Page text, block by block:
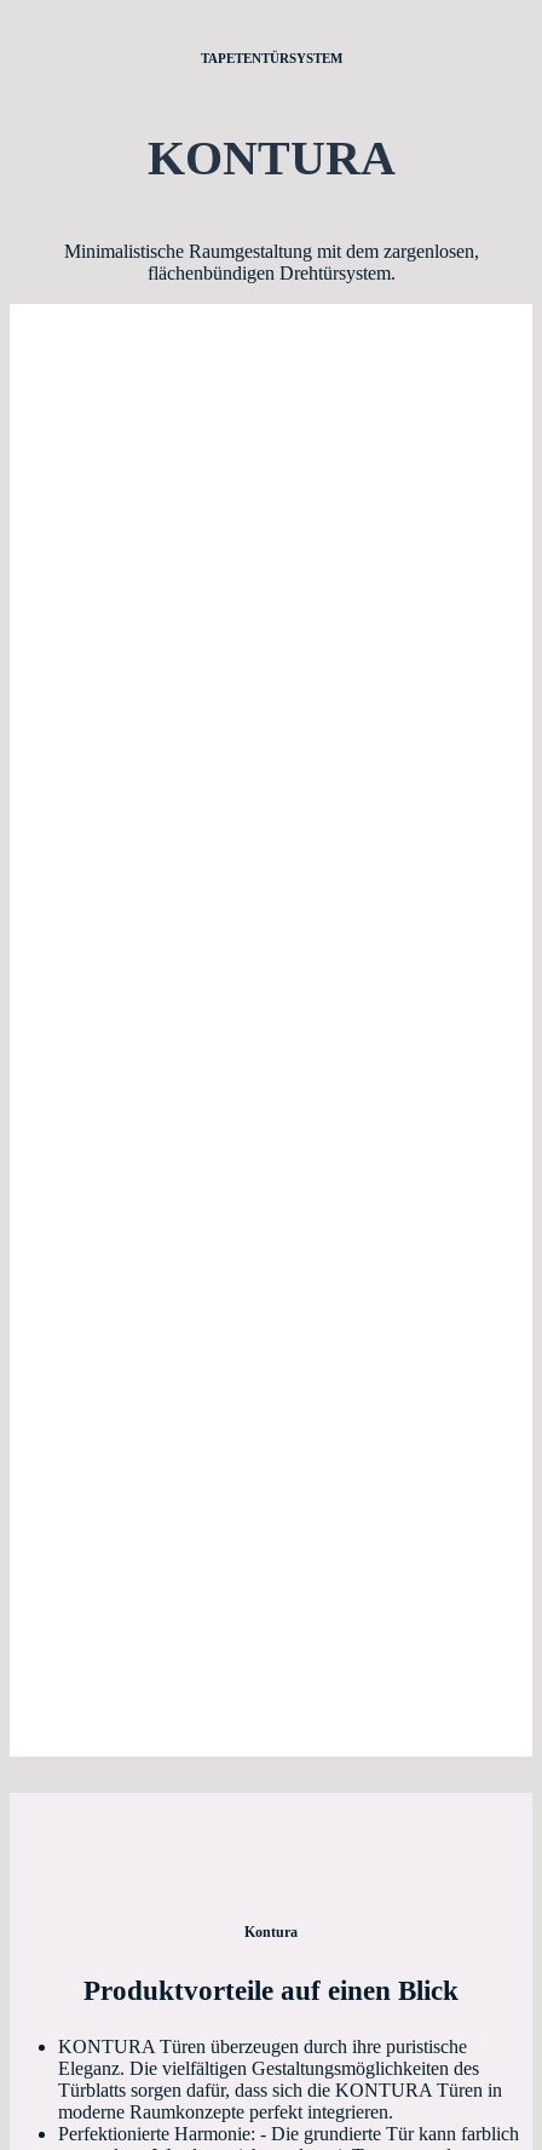
TAPETENTÜRSYSTEM
KONTURA
Minimalistische Raumgestaltung mit dem zargenlosen,
flächenbündigen Drehtürsystem.
Kontura
Produktvorteile auf einen Blick
KONTURA Türen überzeugen durch ihre puristische
Eleganz. Die vielfältigen Gestaltungsmöglichkeiten des
Türblatts sorgen dafür, dass sich die KONTURA Türen in
moderne Raumkonzepte perfekt integrieren.
Perfektionierte Harmonie: - Die grundierte Tür kann farblich